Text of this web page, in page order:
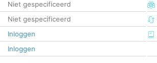
Niet gespecificeerd
Niet gespecificeerd
Inloggen
Inloggen